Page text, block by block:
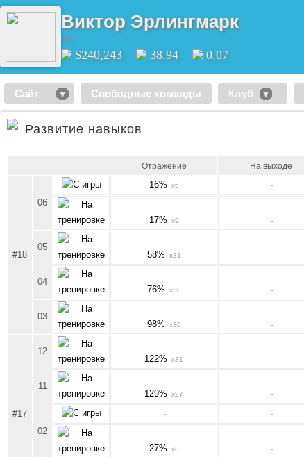
Виктор Эрлингмарк
GK
$240,243 38.94 0.07
Сайт Свободные команды Клуб
Развитие навыков
Отражение На выходе
#18
06
16% x6 -
17% x9 -
05
58% x31 -
04
76% x30 -
03
98% x30 -
#17
12
122% x31 -
11
129% x27 -
02
- -
27% x8 -